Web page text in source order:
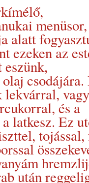
alatt
ezeken az
lekvárral, vagy
és a
latkesz. Ez
után